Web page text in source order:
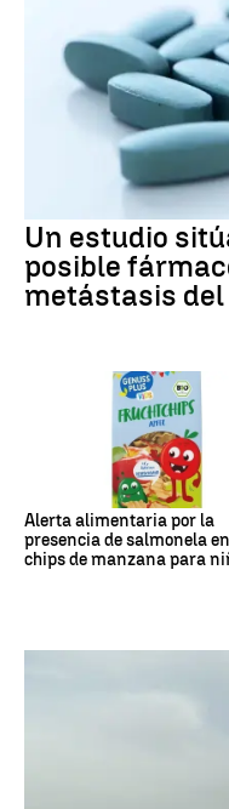
Un estudio
posible
metástasis
Alerta alimentaria por la
presencia de salmonela en
chips de manzana para